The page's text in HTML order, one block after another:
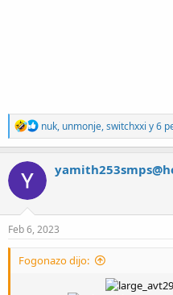
R
e
a
c
i
n
s
nuk, unmonje,switchxxi y 6
Feb 6, 2023
Fogonazo dijo: